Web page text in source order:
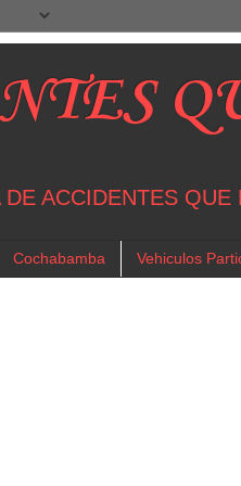
ACCIDENTES
Cochabamba Vehiculos